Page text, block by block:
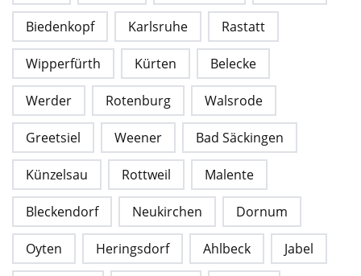
Biedenkopf Karlsruhe Rastatt
Wipperfürth Kürten Belecke
Werder Rotenburg Walsrode
Greetsiel Weener Bad Säckingen
Künzelsau Rottweil Malente
Bleckendorf Neukirchen Dornum
Oyten Heringsdorf Ahlbeck Jabel